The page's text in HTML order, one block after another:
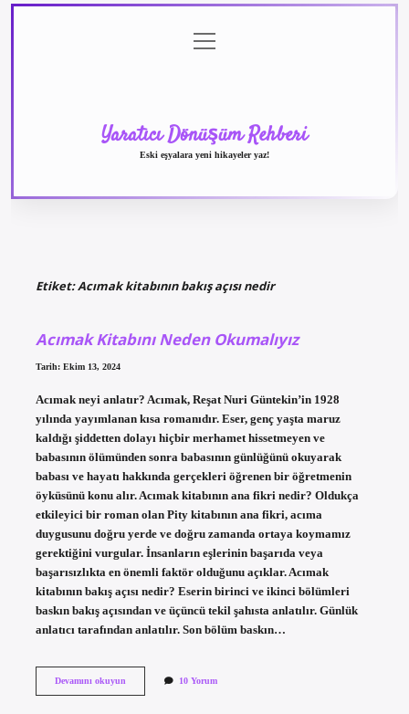
menüyü
aç
Yaratıcı Dönüşüm Rehberi
Eski eşyalara yeni hikayeler yaz!
Etiket:Acımak kitabının bakış açısı nedir
Acımak Kitabını Neden Okumalıyız
Tarih: Ekim 13, 2024
Acımak neyi anlatır? Acımak, Reşat Nuri Güntekin’in 1928
yılında yayımlanan kısa romanıdır. Eser, genç yaşta maruz
kaldığı şiddetten dolayı hiçbir merhamet hissetmeyen ve
babasının ölümünden sonra babasının günlüğünü okuyarak
babası ve hayatı hakkında gerçekleri öğrenen bir öğretmenin
öyküsünü konu alır. Acımak kitabının ana fikri nedir? Oldukça
etkileyici bir roman olan Pity kitabının ana fikri, acıma
duygusunu doğru yerde ve doğru zamanda ortaya koymamız
gerektiğini vurgular. İnsanların eşlerinin başarıda veya
başarısızlıkta en önemli faktör olduğunu açıklar. Acımak
kitabının bakış açısı nedir? Eserin birinci ve ikinci bölümleri
baskın bakış açısından ve üçüncü tekil şahısta anlatılır. Günlük
anlatıcı tarafından anlatılır. Son bölüm baskın…
Devamını okuyunAcımak
10 Yorum